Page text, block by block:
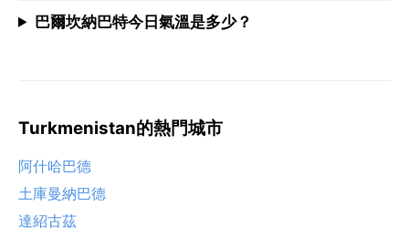
巴爾坎納巴特今日氣溫是多少？
Turkmenistan的熱門城市
阿什哈巴德
土庫曼納巴德
達紹古茲